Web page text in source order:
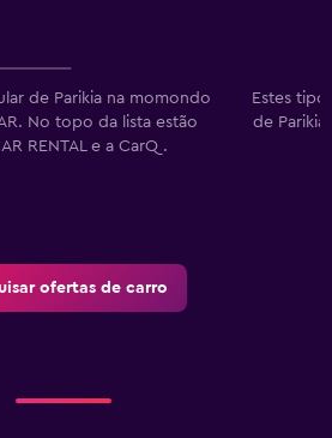
de Parikia na momondo
No topo da lista estão
RENTAL e a CarQ.
Estes
de
ofertas de carro